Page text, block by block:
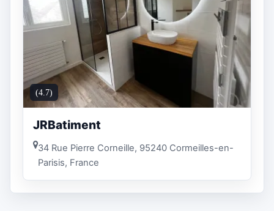
(4.7)
JRBatiment
34 Rue Pierre Corneille, 95240 Cormeilles-en-
Parisis, France